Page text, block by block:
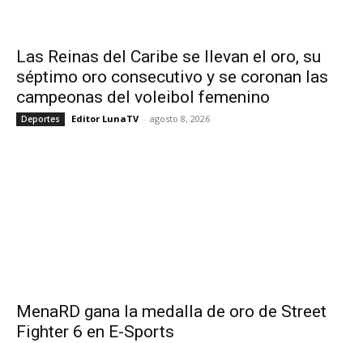
Las Reinas del Caribe se llevan el oro, su
séptimo oro consecutivo y se coronan las
campeonas del voleibol femenino
Deportes Editor LunaTV - agosto 8, 2026
MenaRD gana la medalla de oro de Street
Fighter 6 en E-Sports